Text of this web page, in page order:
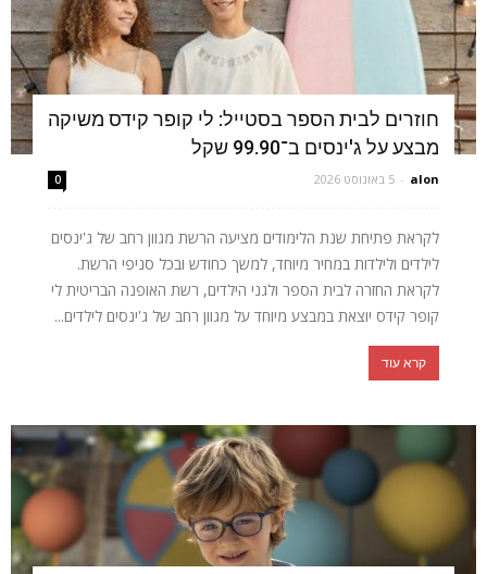
חוזרים לבית הספר בסטייל: לי קופר קידס משיקה
מבצע על ג'ינסים ב־99.90 שקל
alon
- 5 באוגוסט 2026 0
לקראת פתיחת שנת הלימודים מציעה הרשת מגוון רחב של ג'ינסים
לילדים ולילדות במחיר מיוחד, למשך כחודש ובכל סניפי הרשת.
לקראת החזרה לבית הספר ולגני הילדים, רשת האופנה הבריטית לי
קופר קידס יוצאת במבצע מיוחד על מגוון רחב של ג'ינסים לילדים...
קרא עוד